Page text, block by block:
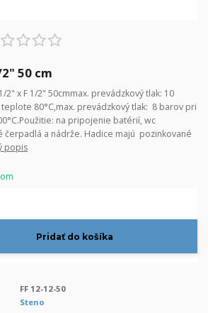
50 cm
2" x F 1/2" 50cmmax. prevádzkový tlak: 10
80°C,max. prevádzkový tlak: 8 barov pri
na pripojenie batérií, wc
čerpadlá a nádrže. Hadice majú pozinkované
popis
Pridať do košíka
FF 12-12-50
Steno